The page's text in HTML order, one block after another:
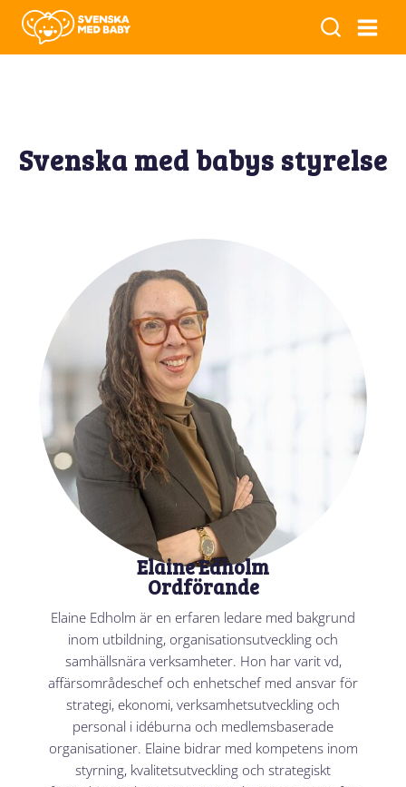
Svenska med babys styrelse
Elaine Edholm
Ordförande
Elaine Edholm är en erfaren ledare med bakgrund
inom utbildning, organisationsutveckling och
samhällsnära verksamheter. Hon har varit vd,
affärsområdeschef och enhetschef med ansvar för
strategi, ekonomi, verksamhetsutveckling och
personal i idéburna och medlemsbaserade
organisationer. Elaine bidrar med kompetens inom
styrning, kvalitetsutveckling och strategiskt